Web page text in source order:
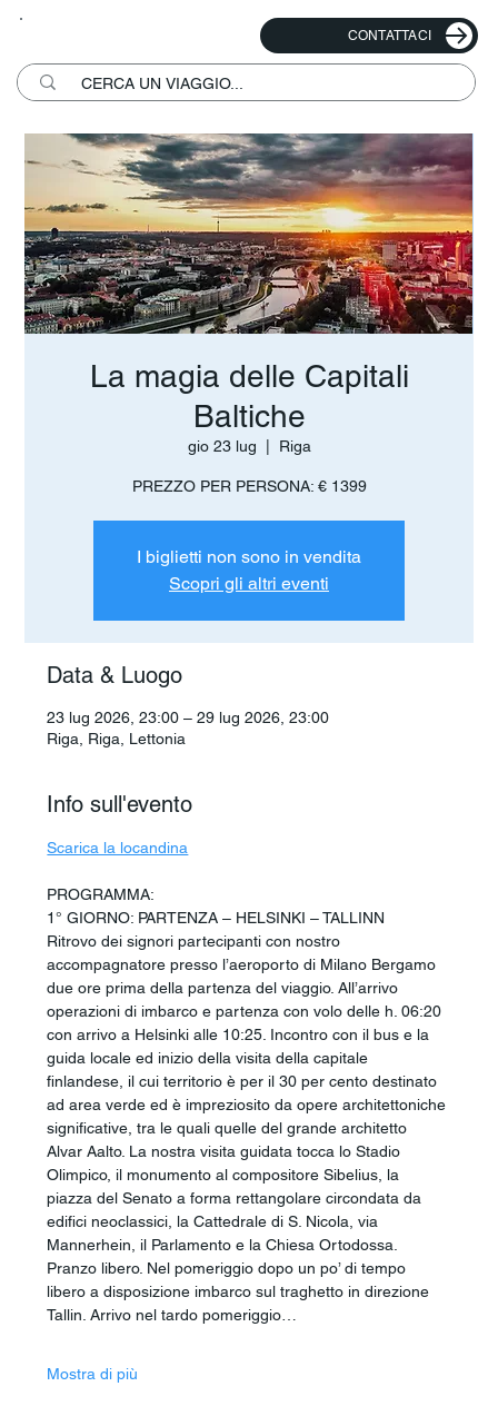
CONTATTACI
La magia delle Capitali
Baltiche
gio 23 lug Riga
PREZZO PER PERSONA: € 1399
I biglietti non sono in vendita
Scopri gli altri eventi
Data & Luogo
23 lug 2026, 23:00 – 29 lug 2026, 23:00
Riga, Riga, Lettonia
Info sull'evento
Scarica la locandina
PROGRAMMA:
1° GIORNO: PARTENZA – HELSINKI – TALLINN
Ritrovo dei signori partecipanti con nostro
accompagnatore presso l’aeroporto di Milano Bergamo
due ore prima della partenza del viaggio. All’arrivo
operazioni di imbarco e partenza con volo delle h. 06:20
con arrivo a Helsinki alle 10:25. Incontro con il bus e la
guida locale ed inizio della visita della capitale
finlandese, il cui territorio è per il 30 per cento destinato
ad area verde ed è impreziosito da opere architettoniche
significative, tra le quali quelle del grande architetto
Alvar Aalto. La nostra visita guidata tocca lo Stadio
Olimpico, il monumento al compositore Sibelius, la
piazza del Senato a forma rettangolare circondata da
edifici neoclassici, la Cattedrale di S. Nicola, via
Mannerhein, il Parlamento e la Chiesa Ortodossa.
Pranzo libero. Nel pomeriggio dopo un po’ di tempo
libero a disposizione imbarco sul traghetto in direzione
Tallin. Arrivo nel tardo pomeriggio…
Mostra di più